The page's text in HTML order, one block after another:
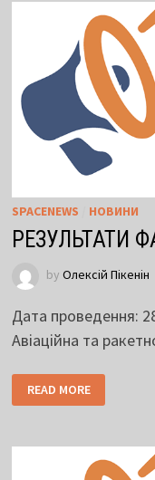
SPACENEWS НОВИНИ
РЕЗУЛЬТАТИ
by Олексій Пікенін
Дата проведення:
Авіаційна та
READ MORE